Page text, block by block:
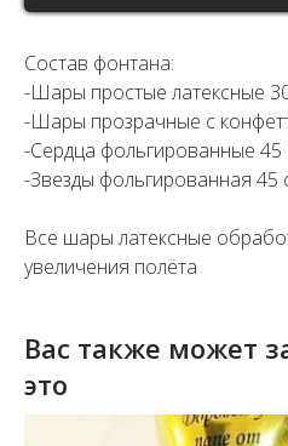
Состав фонтана:
-Шары простые латексные
-Шары прозрачные с
-Сердца фольгированные 45
-Звезды фольгированная 45
Все шары латексные
увеличения полёта
Вас также может
это